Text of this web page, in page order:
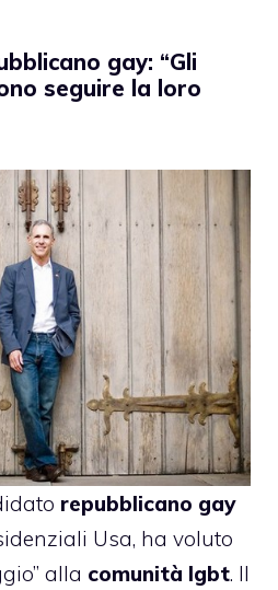
gay: “Gli
seguire la loro
repubblicano gay
Usa, ha voluto
alla comunità lgbt. Il